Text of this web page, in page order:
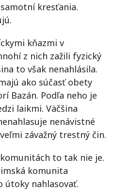
kresťania.
kňazmi v
z nich zažili fyzický
to však nenahlásila.
ako súčasť obety
Bazán. Podľa neho je
laikmi. Väčšina
nenávistné
závažný trestný čin.
to tak nie je.
komunita
útoky nahlasovať.